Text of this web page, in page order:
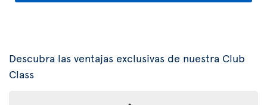
Descubra las ventajas exclusivas de nuestra Club
Class